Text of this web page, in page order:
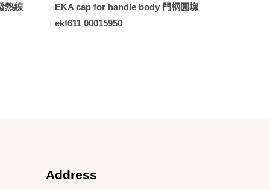
熱線
EKA cap for handle body 門柄圓塊
ekf611 00015950
Address